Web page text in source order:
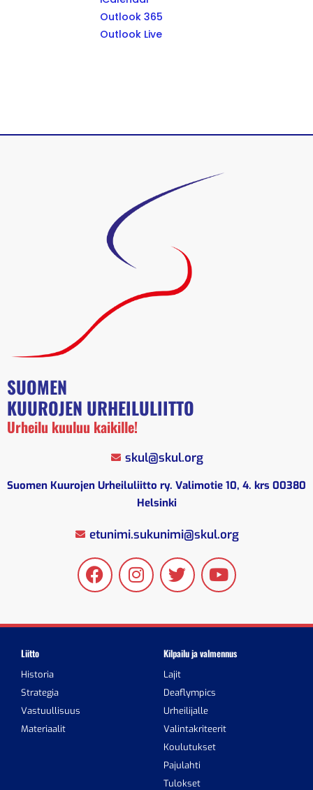
Outlook 365
Outlook Live
SUOMEN
KUUROJEN URHEILULIITTO
Urheilu kuuluu kaikille!
skul@skul.org
Suomen Kuurojen Urheiluliitto ry. Valimotie 10, 4. krs 00380
Helsinki
etunimi.sukunimi@skul.org
Liitto
Historia
Strategia
Vastuullisuus
Materiaalit
Kilpailu ja valmennus
Lajit
Deaflympics
Urheilijalle
Valintakriteerit
Koulutukset
Pajulahti
Tulokset